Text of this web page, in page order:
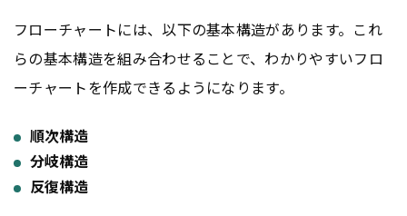
フローチャートには、以下の基本構造があります。これ
らの基本構造を組み合わせることで、わかりやすいフロ
ーチャートを作成できるようになります。
順次構造
分岐構造
反復構造